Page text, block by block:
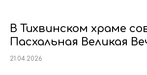
В Тихвинском храме
Пасхальная Великая
21.04.2026